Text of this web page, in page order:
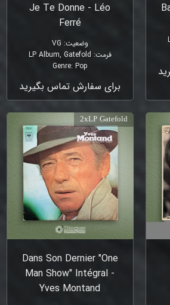
Je Te Donne - Léo
Ferré
وضعیت:
VG
فرمت:
LP Album, Gatefold
Genre: Pop
برای سفارش تماس بگیرید
Dans Son Dernier "One
Man Show" Intégral -
Yves Montand
2xLP Gatefold